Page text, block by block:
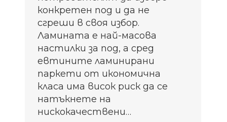
конкретен под и да не
сгреши в своя избор.
Ламината е най-масова
настилки за под, а сред
евтините ламинирани
паркети от икономична
класа има висок риск да се
натъкнете на
нискокачествени…